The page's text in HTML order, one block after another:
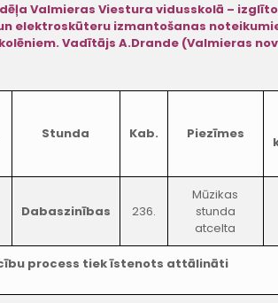
Valmieras Viestura vidusskolā –
elektroskūteru izmantošanas
Vadītājs A.Drande (Valmieras
Stunda Kab. Piezīmes
Dabaszinības 236.
Mūzikas
stunda
atcelta
process tiek īstenots attālināti